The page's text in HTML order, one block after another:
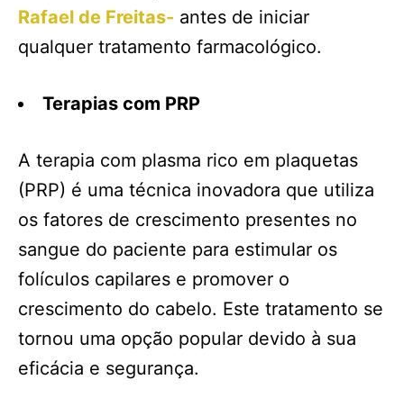
Rafael de Freitas- antes de iniciar
qualquer tratamento farmacológico.
Terapias com PRP
A terapia com plasma rico em plaquetas
(PRP) é uma técnica inovadora que utiliza
os fatores de crescimento presentes no
sangue do paciente para estimular os
folículos capilares e promover o
crescimento do cabelo. Este tratamento se
tornou uma opção popular devido à sua
eficácia e segurança.